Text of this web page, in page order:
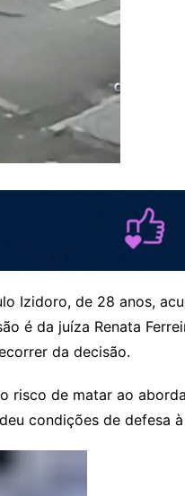
Izidoro, de 28 anos,
é da juíza Renata
da decisão.
risco de matar ao
condições de defesa